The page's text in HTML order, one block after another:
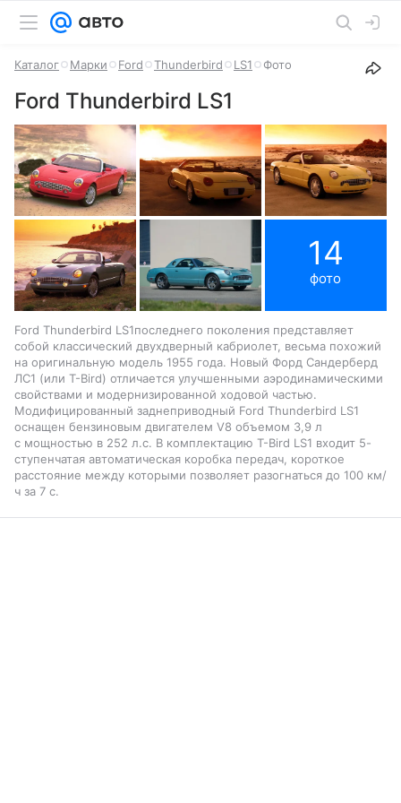
Каталог Марки Ford Thunderbird LS1 Фото
Ford Thunderbird LS1
14
фото
Ford Thunderbird LS1последнего поколения представляет
собой классический двухдверный кабриолет, весьма похожий
на оригинальную модель 1955 года. Новый Форд Сандерберд
ЛС1 (или T-Bird) отличается улучшенными аэродинамическими
свойствами и модернизированной ходовой частью.
Модифицированный заднеприводный Ford Thunderbird LS1
оснащен бензиновым двигателем V8 объемом 3,9 л
с мощностью в 252 л.с. В комплектацию T-Bird LS1 входит 5-
ступенчатая автоматическая коробка передач, короткое
расстояние между которыми позволяет разогнаться до 100 км/
ч за 7 с.